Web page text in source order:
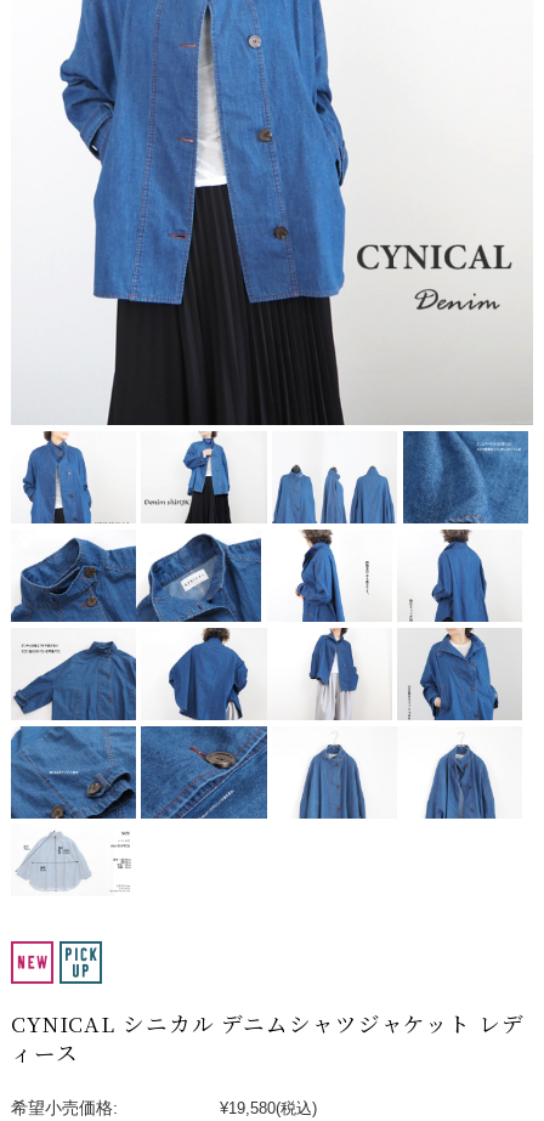
CYNICAL シニカル デニムシャツジャケット レデ
ィース
希望小売価格: ¥19,580(税込)